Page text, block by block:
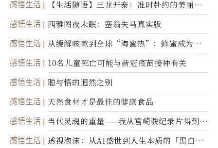
感悟生活
【生活随语】三龙开泰：准时赴约的美丽震
撼
感悟生活 西雅图夜未眠：塞翁失马真实版
感悟生活
从缓解咳嗽到全球“淘蜜热”：蜂蜜成为健
康产业前沿商品
感悟生活 10名儿童死亡可能与新冠疫苗接种有关
感悟生活 聪与悟的迥然之别
感悟生活 天然食材才是最佳的健康食品
感悟生活
当代灵魂的重量——我从宫崎骏纪录片得到的
省思
感悟生活
透视泡沫：从AI盛世到人生本质的「黑白一